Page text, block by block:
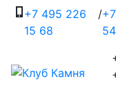
+7 495 226
15 68
/